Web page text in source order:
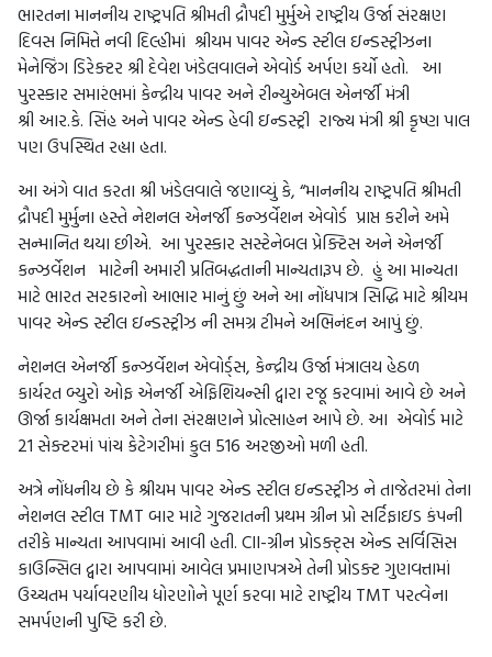
ભારતના માનનીય રાષ્ટ્રપતિ શ્રીમતી દ્રૌપદી મુર્મુએ રાષ્ટ્રીય ઉર્જા સંરક્ષણ
દિવસ નિમિત્તે નવી દિલ્હીમાં શ્રીયમ પાવર એન્ડ સ્ટીલ ઇન્ડસ્ટ્રીઝના
મેનેજિંગ ડિરેક્ટર શ્રી દેવેશ ખંડેલવાલને એવોર્ડ અર્પણ કર્યો હતો. આ
પુરસ્કાર સમારંભમાં કેન્દ્રીય પાવર અને રીન્યુએબલ એનર્જી મંત્રી
શ્રી આર.કે. સિંહ અને પાવર એન્ડ હેવી ઇન્ડસ્ટ્રી રાજ્ય મંત્રી શ્રી કૃષ્ણ પાલ
પણ ઉપસ્થિત રહ્યા હતા.
આ અંગે વાત કરતા શ્રી ખંડેલવાલે જણાવ્યું કે, “માનનીય રાષ્ટ્રપતિ શ્રીમતી
દ્રૌપદી મુર્મુના હસ્તે નેશનલ એનર્જી કન્ઝર્વેશન એવોર્ડ પ્રાપ્ત કરીને અમે
સન્માનિત થયા છીએ. આ પુરસ્કાર સસ્ટેનેબલ પ્રેક્ટિસ અને એનર્જી
કન્ઝર્વેશન માટેની અમારી પ્રતિબદ્ધતાની માન્યતારૂપ છે. હું આ માન્યતા
માટે ભારત સરકારનો આભાર માનું છું અને આ નોંધપાત્ર સિદ્ધિ માટે શ્રીયમ
પાવર એન્ડ સ્ટીલ ઇન્ડસ્ટ્રીઝ ની સમગ્ર ટીમને અભિનંદન આપું છું.
નેશનલ એનર્જી કન્ઝર્વેશન એવોર્ડ્સ, કેન્દ્રીય ઉર્જા મંત્રાલય હેઠળ
કાર્યરત બ્યુરો ઓફ એનર્જી એફિશિયન્સી દ્વારા રજૂ કરવામાં આવે છે અને
ઊર્જા કાર્યક્ષમતા અને તેના સંરક્ષણને પ્રોત્સાહન આપે છે. આ એવોર્ડ માટે
21 સેક્ટરમાં પાંચ કેટેગરીમાં કુલ 516 અરજીઓ મળી હતી.
અત્રે નોંધનીય છે કે શ્રીયમ પાવર એન્ડ સ્ટીલ ઇન્ડસ્ટ્રીઝ ને તાજેતરમાં તેના
નેશનલ સ્ટીલ TMT બાર માટે ગુજરાતની પ્રથમ ગ્રીન પ્રો સર્ટિફાઇડ કંપની
તરીકે માન્યતા આપવામાં આવી હતી. CII-ગ્રીન પ્રોડક્ટ્સ એન્ડ સર્વિસિસ
કાઉન્સિલ દ્વારા આપવામાં આવેલ પ્રમાણપત્રએ તેની પ્રોડક્ટ ગુણવત્તામાં
ઉચ્ચતમ પર્યાવરણીય ધોરણોને પૂર્ણ કરવા માટે રાષ્ટ્રીય TMT પરત્વેના
સમર્પણની પુષ્ટિ કરી છે.